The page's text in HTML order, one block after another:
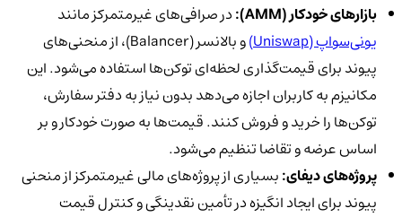
بازارهای خودکار (AMM):
در صرافی‌های غیرمتمرکز مانند
یونی‌سواپ (Uniswap)
و بالانسر (Balancer)، از منحنی‌های
پیوند برای قیمت‌گذاری لحظه‌ای توکن‌ها استفاده می‌شود. این
مکانیزم به کاربران اجازه می‌دهد بدون نیاز به دفتر سفارش،
توکن‌ها را خرید و فروش کنند. قیمت‌ها به صورت خودکار و بر
اساس عرضه و تقاضا تنظیم می‌شود.
پروژه‌های دیفای:بسیاری از پروژه‌های مالی غیرمتمرکز از منحنی
پیوند برای ایجاد انگیزه در تأمین نقدینگی و کنترل قیمت